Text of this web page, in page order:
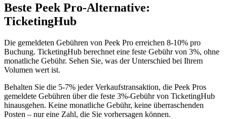
Beste Peek Pro-Alternative:
TicketingHub
Die gemeldeten Gebühren von Peek Pro erreichen 8-10% pro
Buchung. TicketingHub berechnet eine feste Gebühr von 3%, ohne
monatliche Gebühr. Sehen Sie, was der Unterschied bei Ihrem
Volumen wert ist.
Behalten Sie die 5-7% jeder Verkaufstransaktion, die Peek Pros
gemeldete Gebühren über die feste 3%-Gebühr von TicketingHub
hinausgehen. Keine monatliche Gebühr, keine überraschenden
Posten – nur eine Zahl, die Sie vorhersagen können.